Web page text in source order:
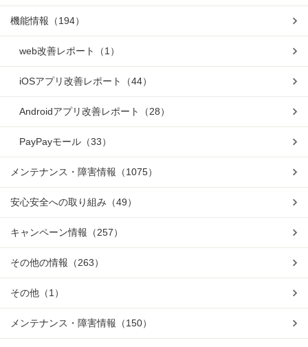
機能情報 （194）
web改善レポート （1）
iOSアプリ改善レポート （44）
Androidアプリ改善レポート （28）
PayPayモール （33）
メンテナンス・障害情報 （1075）
安心安全への取り組み （49）
キャンペーン情報 （257）
その他の情報 （263）
その他 （1）
メンテナンス・障害情報 （150）